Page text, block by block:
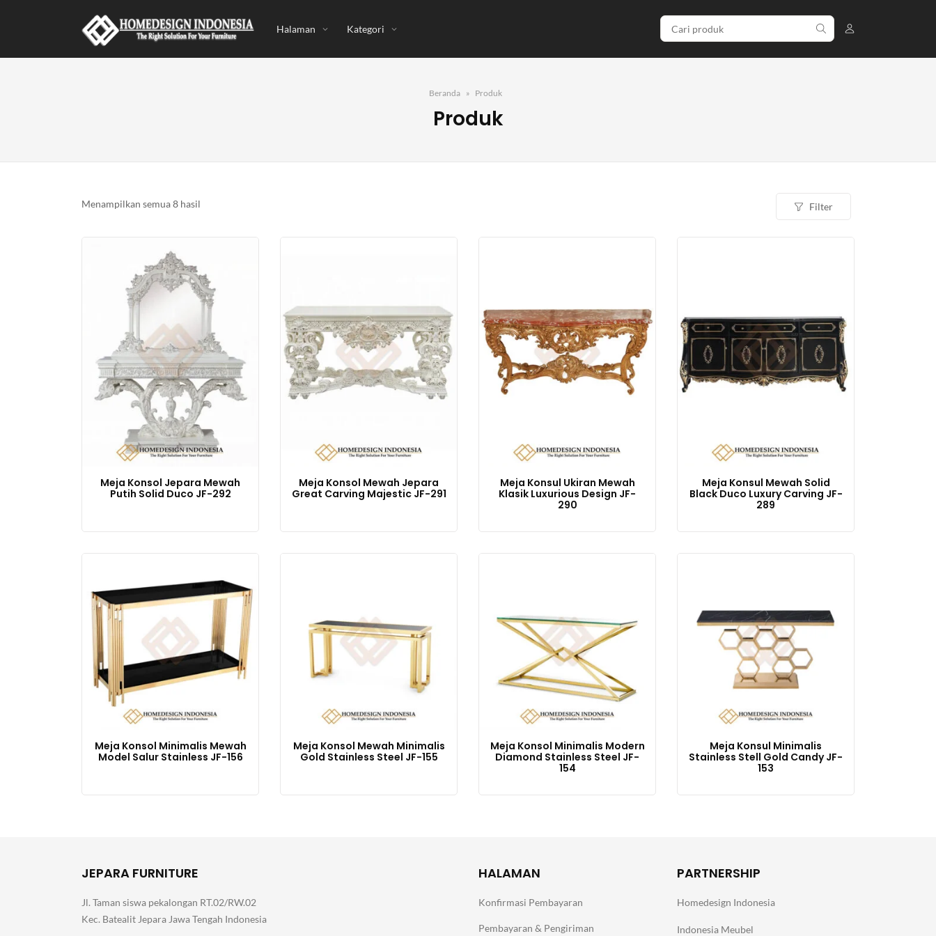
Halaman Kategori
Beranda Produk
Produk
Menampilkan semua 8 hasil
yang
Filter
Meja Konsol Jepara Mewah
Putih Solid Duco JF-292
Meja Konsol Mewah Jepara
Great Carving Majestic JF-291
Meja Konsul Ukiran Mewah
Klasik Luxurious Design JF-
290
Meja Konsul Mewah Solid
Black Duco Luxury Carving JF-
289
Meja Konsol Minimalis Mewah
Model Salur Stainless JF-156
Meja Konsol Mewah Minimalis
Gold Stainless Steel JF-155
Meja Konsol Minimalis Modern
Diamond Stainless Steel JF-
154
Meja Konsul Minimalis
Stainless Stell Gold Candy JF-
153
JEPARA FURNITURE
Jl. Taman siswa pekalongan RT.02/RW.02
Kec. Batealit Jepara Jawa Tengah Indonesia
HALAMAN
Konfirmasi Pembayaran
Pembayaran & Pengiriman
PARTNERSHIP
Homedesign Indonesia
Indonesia Meubel